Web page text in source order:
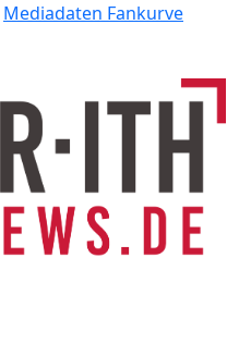
Mediadaten Fankurve